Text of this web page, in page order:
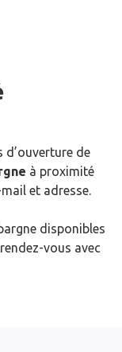
d’ouverture de
à proximité
et adresse.
disponibles
vous avec